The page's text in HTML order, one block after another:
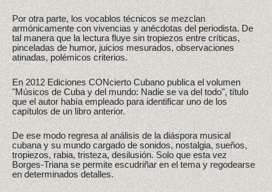
Por otra parte, los vocablos técnicos se mezclan
armónicamente con vivencias y anécdotas del periodista. De
tal manera que la lectura fluye sin tropiezos entre críticas,
pinceladas de humor, juicios mesurados, observaciones
atinadas, polémicos criterios.
En 2012 Ediciones CONcierto Cubano publica el volumen
"Músicos de Cuba y del mundo: Nadie se va del todo", título
que el autor había empleado para identificar uno de los
capítulos de un libro anterior.
De ese modo regresa al análisis de la diáspora musical
cubana y su mundo cargado de sonidos, nostalgia, sueños,
tropiezos, rabia, tristeza, desilusión. Solo que esta vez
Borges-Triana se permite escudriñar en el tema y regodearse
en determinados detalles.